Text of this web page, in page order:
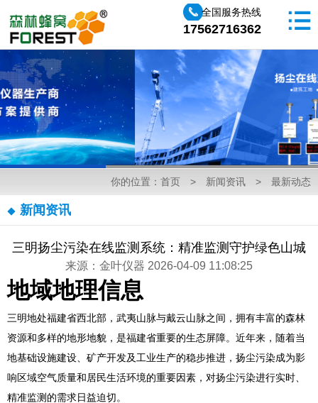
全国服务热线
17562716362
你的位置： 首页 > 新闻资讯 > 最新动态
新闻资讯
三明扬尘污染在线监测系统：精准监测守护绿色山城
来源：金叶仪器 2026-04-09 11:08:25
地域地理信息
三明地处福建省西北部，武夷山脉与戴云山脉之间，拥有丰富的森林
资源和多样的地形地貌，是福建省重要的生态屏障。近年来，随着当
地基础设施建设、矿产开发及工业生产的稳步推进，扬尘污染成为影
响区域空气质量和居民生活环境的重要因素，对扬尘污染进行实时、
精准监测的需求日益迫切。